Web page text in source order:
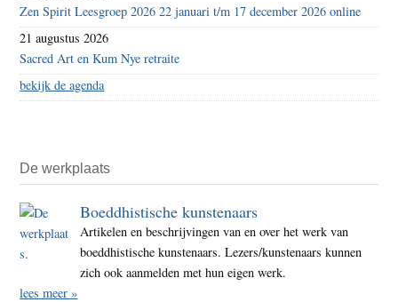
Zen Spirit Leesgroep 2026 22 januari t/m 17 december 2026 online
21 augustus 2026
Sacred Art en Kum Nye retraite
bekijk de agenda
De werkplaats
Boeddhistische kunstenaars
Artikelen en beschrijvingen van en over het werk van
boeddhistische kunstenaars. Lezers/kunstenaars kunnen
zich ook aanmelden met hun eigen werk.
lees meer »